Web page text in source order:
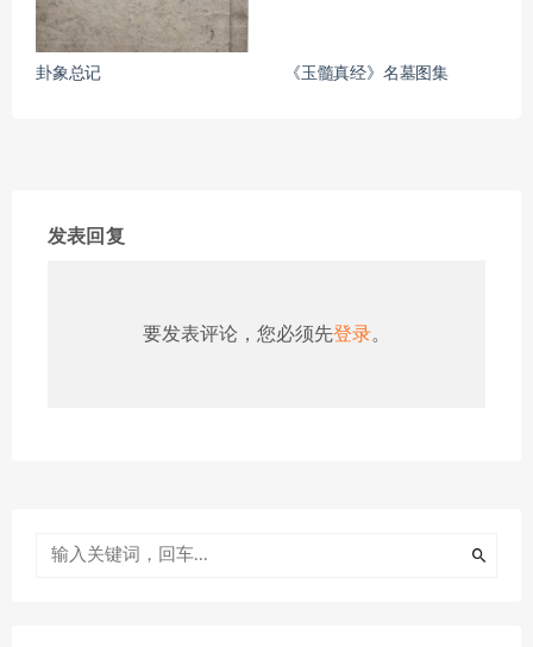
卦象总记 《玉髓真经》名墓图集
发表回复
要发表评论，您必须先登录。